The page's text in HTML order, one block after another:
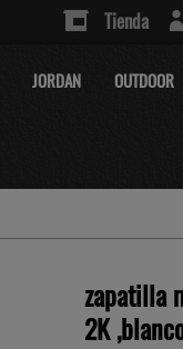
Tienda
JORDAN OUTDOOR
zapatilla
2K